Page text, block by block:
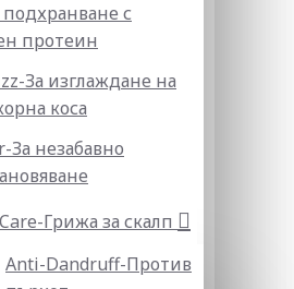
подхранване с
протеин
За изглаждане на
коса
За незабавно
Грижа за скалп
Anti-Dandruff-Против